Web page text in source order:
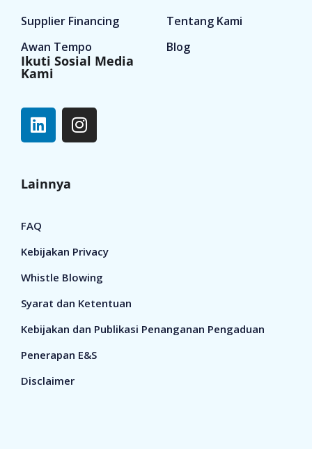
Supplier Financing
Awan Tempo
Ikuti Sosial Media
Kami
Tentang Kami
Blog
Lainnya
FAQ
Kebijakan Privacy
Whistle Blowing
Syarat dan Ketentuan
Kebijakan dan Publikasi Penanganan Pengaduan
Penerapan E&S
Disclaimer